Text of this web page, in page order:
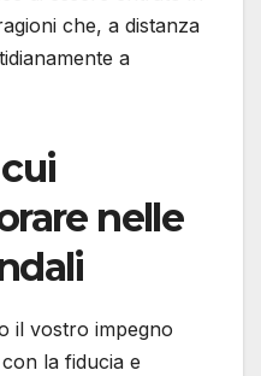
che, a distanza
a
nelle
il vostro impegno
la fiducia e